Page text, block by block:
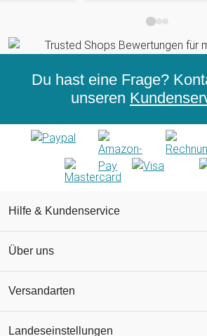
Du hast eine Frage?
unseren
Hilfe & Kundenservice
Über uns
Versandarten
Landeseinstellungen